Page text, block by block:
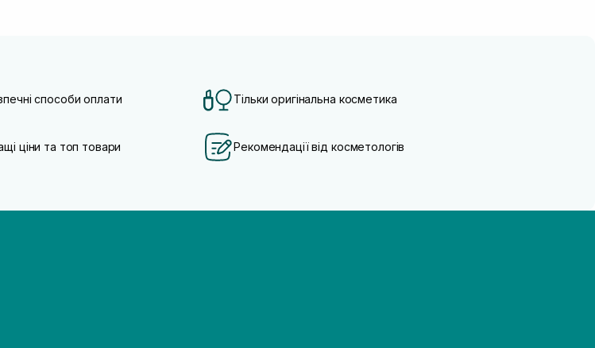
способи оплати Тільки оригінальна косметика
ціни та топ товари Рекомендації від косметологів